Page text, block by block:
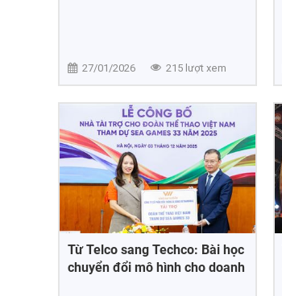
27/01/2026 215 lượt xem
Từ Telco sang Techco: Bài học
chuyển đổi mô hình cho doanh